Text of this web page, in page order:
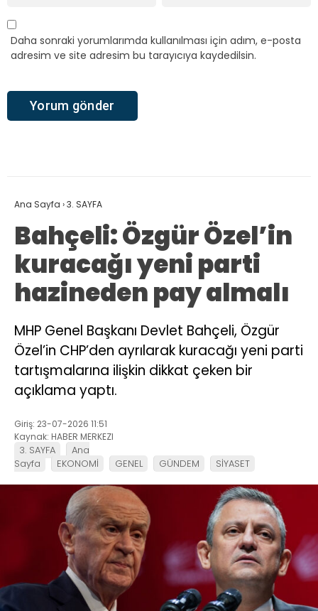
Daha sonraki yorumlarımda kullanılması için adım, e-posta
adresim ve site adresim bu tarayıcıya kaydedilsin.
Ana Sayfa ›3. SAYFA
Bahçeli: Özgür Özel’in
kuracağı yeni parti
hazineden pay almalı
MHP Genel Başkanı Devlet Bahçeli, Özgür
Özel’in CHP’den ayrılarak kuracağı yeni parti
tartışmalarına ilişkin dikkat çeken bir
açıklama yaptı.
Giriş: 23-07-2026 11:51
Kaynak: HABER MERKEZI
3. SAYFA
Ana
Sayfa
EKONOMİ GENEL GÜNDEM SİYASET